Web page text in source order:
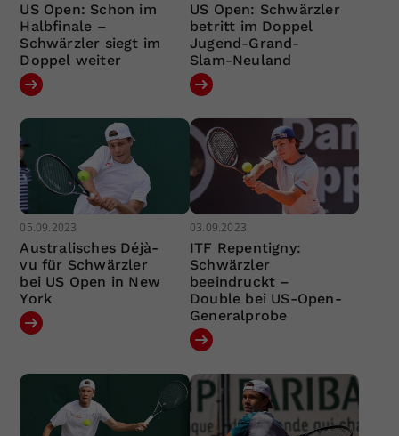
US Open: Schon im
Halbfinale –
Schwärzler siegt im
Doppel weiter
US Open: Schwärzler
betritt im Doppel
Jugend-Grand-
Slam-Neuland
05.09.2023
Australisches Déjà-
vu für Schwärzler
bei US Open in New
York
03.09.2023
ITF Repentigny:
Schwärzler
beeindruckt –
Double bei US-Open-
Generalprobe